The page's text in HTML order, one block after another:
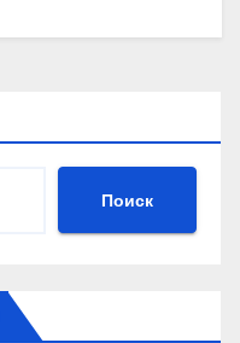
Поиск